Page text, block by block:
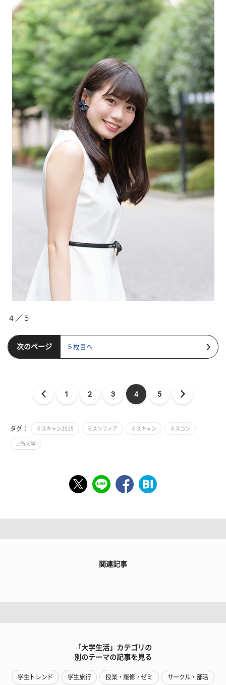
４／５
次のページ ５枚目へ
1 2 3 4 5
タグ： ミスキャン2015 ミスソフィア ミスキャン ミスコン
上智大学
関連記事
「大学生活」カテゴリの
別のテーマの記事を見る
学生トレンド 学生旅行 授業・履修・ゼミ サークル・部活